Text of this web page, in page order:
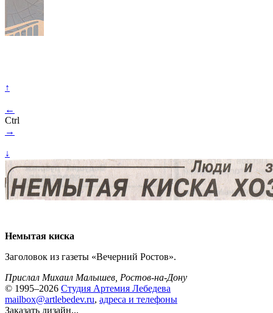
↑
←
Ctrl
→
↓
Немытая киска
Заголовок из газеты «Вечерний Ростов».
Прислал Михаил Малышев, Ростов-на-Дону
© 1995–2026 Студия Артемия Лебедева
mailbox@artlebedev.ru, адреса и телефоны
Заказать дизайн...